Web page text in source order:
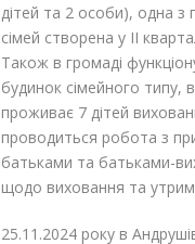
дітей та 2 особи), одна з
сімей створена у IІ
Також в громаді
будинок сімейного типу,
проживає 7 дітей
проводиться робота з
батьками та батьками-
щодо виховання та
25.11.2024 року в